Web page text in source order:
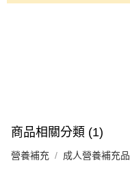
商品相關分類 (1)
營養補充 成人營養補充品